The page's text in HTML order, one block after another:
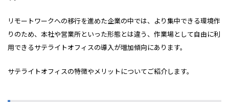
リモートワークへの移行を進めた企業の中では、より集中できる環境作
りのため、本社や営業所といった形態とは違う、作業場として自由に利
用できるサテライトオフィスの導入が増加傾向にあります。
サテライトオフィスの特徴やメリットについてご紹介します。